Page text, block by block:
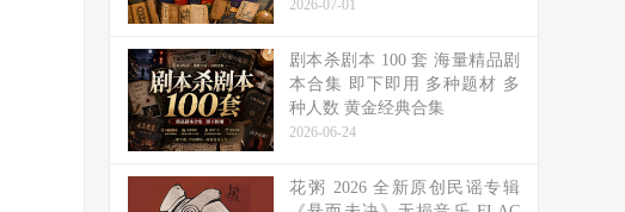
2026-07-01
剧本杀剧本 100 套 海量精品剧
本合集 即下即用 多种题材 多
种人数 黄金经典合集
2026-06-24
花粥 2026 全新原创民谣专辑